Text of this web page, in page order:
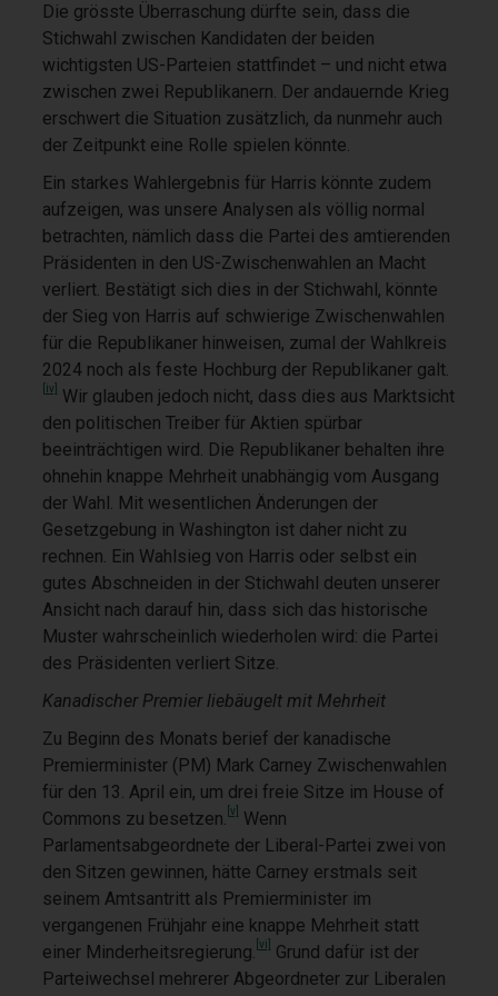
Die grösste Überraschung dürfte sein, dass die
Stichwahl zwischen Kandidaten der beiden
wichtigsten US-Parteien stattfindet – und nicht etwa
zwischen zwei Republikanern. Der andauernde Krieg
erschwert die Situation zusätzlich, da nunmehr auch
der Zeitpunkt eine Rolle spielen könnte.
Ein starkes Wahlergebnis für Harris könnte zudem
aufzeigen, was unsere Analysen als völlig normal
betrachten, nämlich dass die Partei des amtierenden
Präsidenten in den US-Zwischenwahlen an Macht
verliert. Bestätigt sich dies in der Stichwahl, könnte
der Sieg von Harris auf schwierige Zwischenwahlen
für die Republikaner hinweisen, zumal der Wahlkreis
2024 noch als feste Hochburg der Republikaner galt.
[iv] Wir glauben jedoch nicht, dass dies aus Marktsicht
den politischen Treiber für Aktien spürbar
beeinträchtigen wird. Die Republikaner behalten ihre
ohnehin knappe Mehrheit unabhängig vom Ausgang
der Wahl. Mit wesentlichen Änderungen der
Gesetzgebung in Washington ist daher nicht zu
rechnen. Ein Wahlsieg von Harris oder selbst ein
gutes Abschneiden in der Stichwahl deuten unserer
Ansicht nach darauf hin, dass sich das historische
Muster wahrscheinlich wiederholen wird: die Partei
des Präsidenten verliert Sitze.
Kanadischer Premier liebäugelt mit Mehrheit
Zu Beginn des Monats berief der kanadische
Premierminister (PM) Mark Carney Zwischenwahlen
für den 13. April ein, um drei freie Sitze im House of
Commons zu besetzen. [v] Wenn
Parlamentsabgeordnete der Liberal-Partei zwei von
den Sitzen gewinnen, hätte Carney erstmals seit
seinem Amtsantritt als Premierminister im
vergangenen Frühjahr eine knappe Mehrheit statt
einer Minderheitsregierung. [vi] Grund dafür ist der
Parteiwechsel mehrerer Abgeordneter zur Liberalen